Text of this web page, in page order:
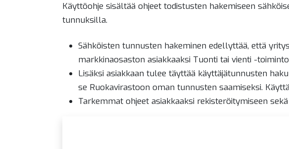
Käyttöohje sisältää ohjeet todistusten hakemiseen
tunnuksilla.
Sähköisten tunnusten hakeminen edellyttää, että
markkinaosaston asiakkaaksi Tuonti tai vienti -
Lisäksi asiakkaan tulee täyttää käyttäjätunnusten
se Ruokavirastoon oman tunnusten saamiseksi.
Tarkemmat ohjeet asiakkaaksi rekisteröitymiseen